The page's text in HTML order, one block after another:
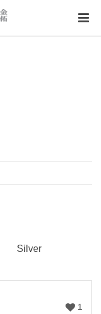
Silver
1